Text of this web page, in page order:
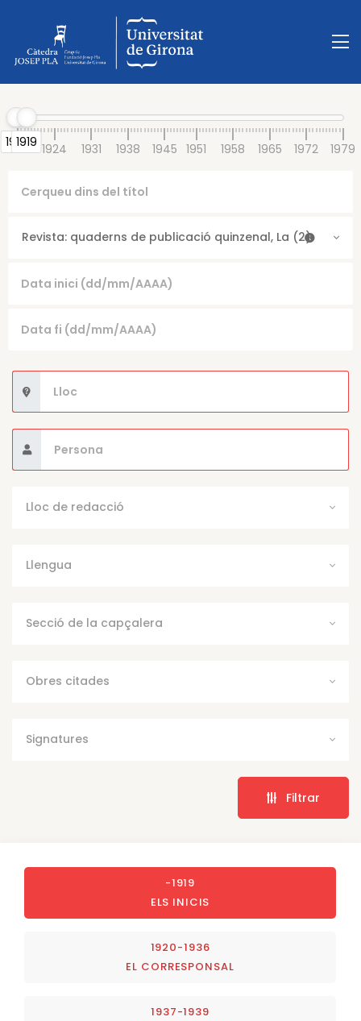
19171919
1917 1924 1931 1938 1945 1951 1958 1965 1972 1979
Revista: quaderns de publicació quinzenal, La (2)
Lloc de redacció
Llengua
Secció de la capçalera
Obres citades
Signatures
Filtrar
-1919
ELS INICIS
1920-1936
EL CORRESPONSAL
1937-1939